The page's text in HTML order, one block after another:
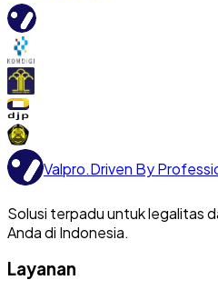
Valpro.Driven By
Solusi terpadu untuk legalitas
Anda di Indonesia.
Layanan